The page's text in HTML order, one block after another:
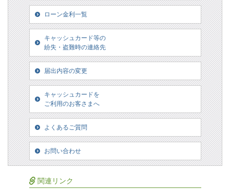
ローン金利一覧
キャッシュカード等の
紛失・盗難時の連絡先
届出内容の変更
キャッシュカードを
ご利用のお客さまへ
よくあるご質問
お問い合わせ
関連リンク